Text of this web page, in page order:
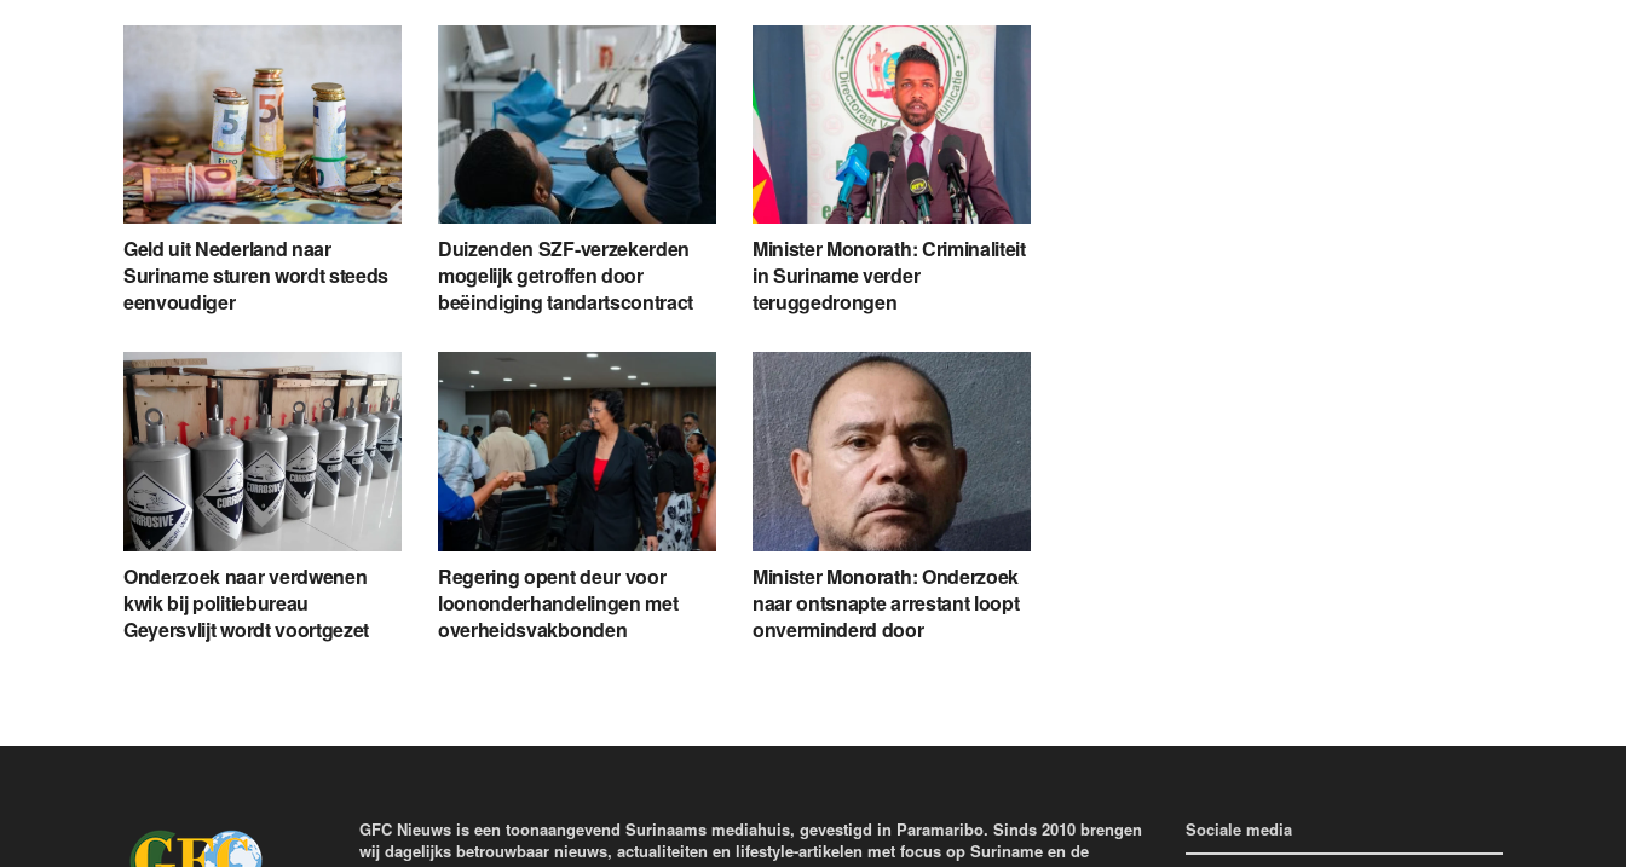
Geld uit Nederland naar
Suriname sturen wordt steeds
eenvoudiger
Duizenden SZF-verzekerden
mogelijk getroffen door
beëindiging tandartscontract
Minister Monorath: Criminaliteit
in Suriname verder
teruggedrongen
Onderzoek naar verdwenen
kwik bij politiebureau
Geyersvlijt wordt voortgezet
Regering opent deur voor
loononderhandelingen met
overheidsvakbonden
Minister Monorath: Onderzoek
naar ontsnapte arrestant loopt
onverminderd door
GFC Nieuws is een toonaangevend Surinaams mediahuis, gevestigd in Paramaribo. Sinds 2010 brengen
wij dagelijks betrouwbaar nieuws, actualiteiten en lifestyle-artikelen met focus op Suriname en de
Sociale media